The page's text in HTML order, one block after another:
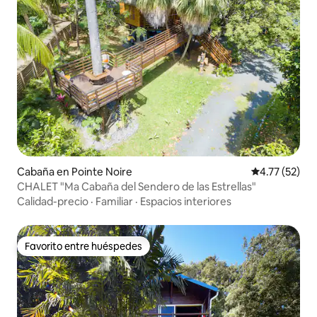
Cabaña en Pointe Noire Calificación
4.77 (52)
CHALET "Ma Cabaña del Sendero de las Estrellas"
Calidad-precio · Familiar · Espacios interiores
Favorito entre huéspedes
Favorito entre huéspedes